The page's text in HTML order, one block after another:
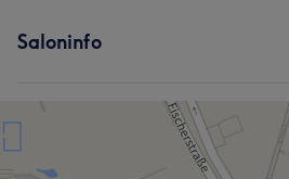
Saloninfo